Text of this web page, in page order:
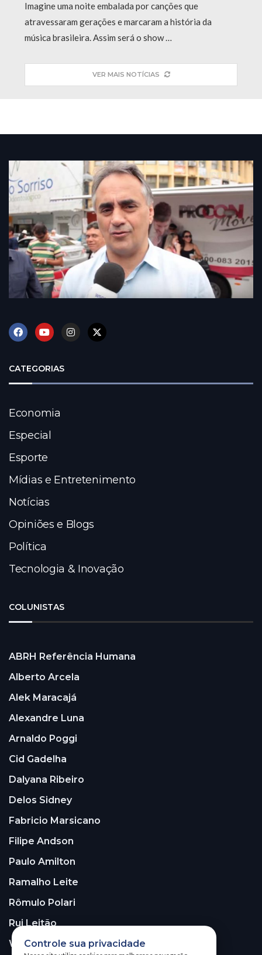
Imagine uma noite embalada por canções que
atravessaram gerações e marcaram a história da
música brasileira. Assim será o show …
VER MAIS NOTÍCIAS
CATEGORIAS
Economia
Especial
Esporte
Mídias e Entretenimento
Notícias
Opiniões e Blogs
Política
Tecnologia & Inovação
COLUNISTAS
ABRH Referência Humana
Alberto Arcela
Alek Maracajá
Alexandre Luna
Arnaldo Poggi
Cid Gadelha
Dalyana Ribeiro
Delos Sidney
Fabricio Marsicano
Filipe Andson
Paulo Amilton
Ramalho Leite
Rômulo Polari
Rui Leitão
Walter Santos
Controle sua privacidade